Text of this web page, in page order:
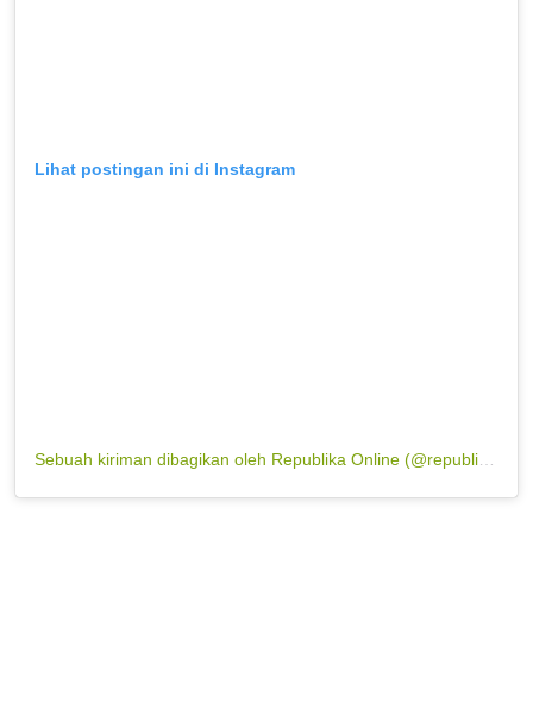
Lihat postingan ini di Instagram